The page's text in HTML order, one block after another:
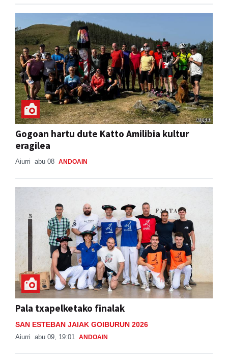
Gogoan hartu dute Katto Amilibia kultur
eragilea
Aiurri abu 08 ANDOAIN
Pala txapelketako finalak
SAN ESTEBAN JAIAK GOIBURUN 2026
Aiurri abu 09, 19:01 ANDOAIN